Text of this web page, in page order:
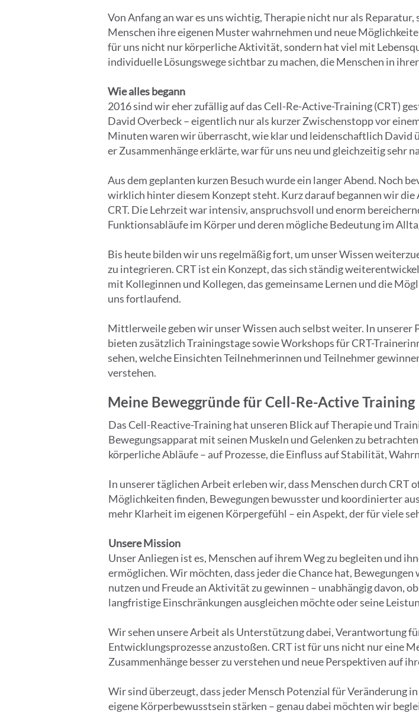
Von Anfang an war es uns wichtig, Therapie nicht nur als Reparatur,
Menschen ihre eigenen Muster wahrnehmen und neue
für uns nicht nur körperliche Aktivität, sondern hat viel mit
individuelle Lösungswege sichtbar zu machen, die Menschen in
Wie alles begann
2016 sind wir eher zufällig auf das Cell-Re-Active-Training (CRT)
David Overbeck – eigentlich nur als kurzer Zwischenstopp vor
Minuten waren wir überrascht, wie klar und leidenschaftlich David
er Zusammenhänge erklärte, war für uns neu und gleichzeitig sehr
Aus dem geplanten kurzen Besuch wurde ein langer Abend. Noch
wirklich hinter diesem Konzept steht. Kurz darauf begannen wir
CRT. Die Lehrzeit war intensiv, anspruchsvoll und enorm
Funktionsabläufe im Körper und deren mögliche Bedeutung im
Bis heute bilden wir uns regelmäßig fort, um unser Wissen
zu integrieren. CRT ist ein Konzept, das sich ständig
mit Kolleginnen und Kollegen, das gemeinsame Lernen und die
uns fortlaufend.
Mittlerweile geben wir unser Wissen auch selbst weiter. In unserer
bieten zusätzlich Trainingstage sowie Workshops für CRT-
sehen, welche Einsichten Teilnehmerinnen und Teilnehmer
verstehen.
Meine Beweggründe für Cell-Re-Active Training
Das Cell-Reactive-Training hat unseren Blick auf Therapie und
Bewegungsapparat mit seinen Muskeln und Gelenken zu
körperliche Abläufe – auf Prozesse, die Einfluss auf Stabilität,
In unserer täglichen Arbeit erleben wir, dass Menschen durch
Möglichkeiten finden, Bewegungen bewusster und koordinierter
mehr Klarheit im eigenen Körpergefühl – ein Aspekt, der für viele
Unsere Mission
Unser Anliegen ist es, Menschen auf ihrem Weg zu begleiten und
ermöglichen. Wir möchten, dass jeder die Chance hat,
nutzen und Freude an Aktivität zu gewinnen – unabhängig davon,
langfristige Einschränkungen ausgleichen möchte oder seine
Wir sehen unsere Arbeit als Unterstützung dabei, Verantwortung
Entwicklungsprozesse anzustoßen. CRT ist für uns nicht nur eine
Zusammenhänge besser zu verstehen und neue Perspektiven auf
Wir sind überzeugt, dass jeder Mensch Potenzial für Veränderung
eigene Körperbewusstsein stärken – genau dabei möchten wir